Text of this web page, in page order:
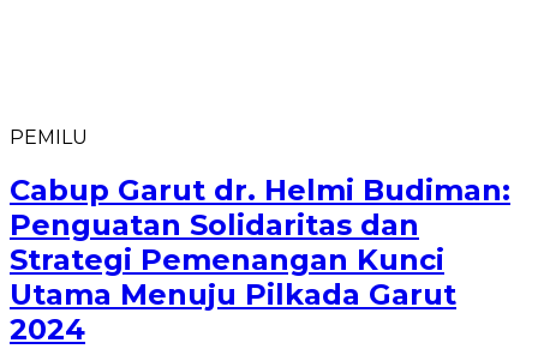
PEMILU
Cabup Garut dr. Helmi Budiman:
Penguatan Solidaritas dan
Strategi Pemenangan Kunci
Utama Menuju Pilkada Garut
2024